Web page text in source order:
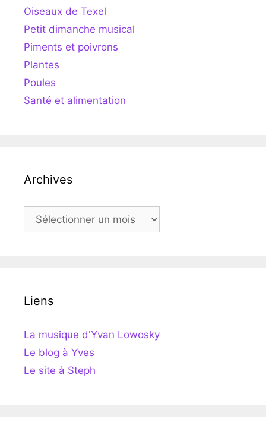
Oiseaux de Texel
Petit dimanche musical
Piments et poivrons
Plantes
Poules
Santé et alimentation
Archives
Archives
Liens
La musique d'Yvan Lowosky
Le blog à Yves
Le site à Steph